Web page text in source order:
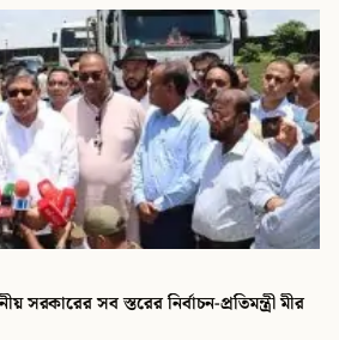
সরকারের সব স্তরের নির্বাচন-প্রতিমন্ত্রী মীর